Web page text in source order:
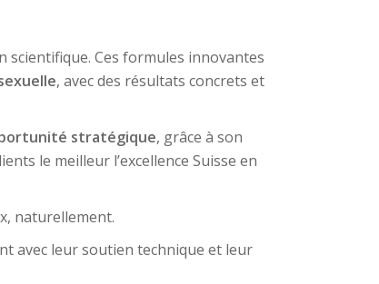
Ces formules innovantes
, avec des résultats concrets et
stratégique, grâce à son
le meilleur l’excellence Suisse en
naturellement.
avec leur soutien technique et leur